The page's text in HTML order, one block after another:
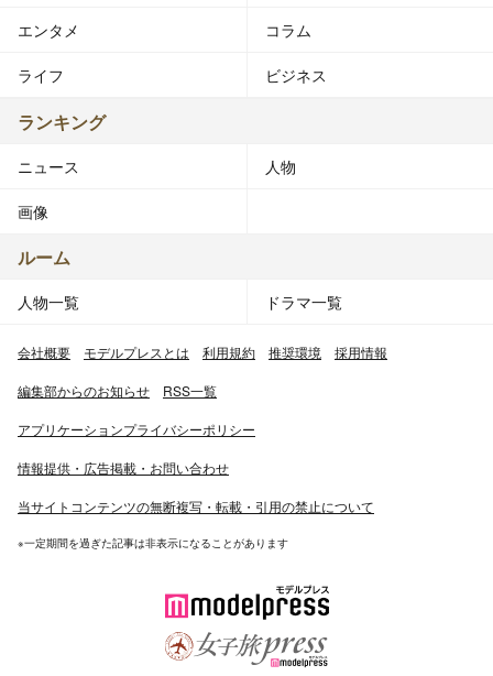
エンタメ コラム
ライフ ビジネス
ランキング
ニュース 人物
画像
ルーム
人物一覧 ドラマ一覧
会社概要 モデルプレスとは 利用規約 推奨環境 採用情報
編集部からのお知らせ RSS一覧
アプリケーションプライバシーポリシー
情報提供・広告掲載・お問い合わせ
当サイトコンテンツの無断複写・転載・引用の禁止について
※一定期間を過ぎた記事は非表示になることがあります